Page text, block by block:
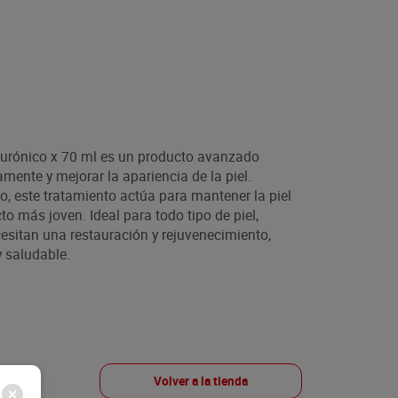
x 70 ml es un producto avanzado
y mejorar la apariencia de la piel.
este tratamiento actúa para mantener la piel
más joven. Ideal para todo tipo de piel,
una restauración y rejuvenecimiento,
saludable.
Volver a la tienda